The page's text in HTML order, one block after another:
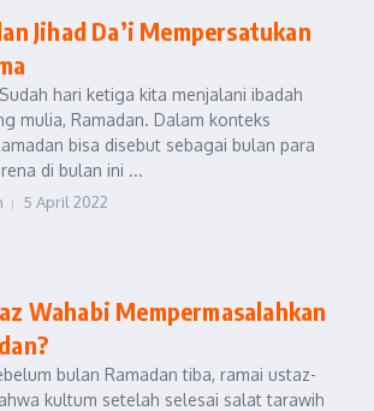
Jihad Da’i Mempersatukan
hari ketiga kita menjalani ibadah
mulia, Ramadan. Dalam konteks
bisa disebut sebagai bulan para
di bulan ini ...
5 April 2022
Wahabi Mempermasalahkan
bulan Ramadan tiba, ramai ustaz-
kultum setelah selesai salat tarawih